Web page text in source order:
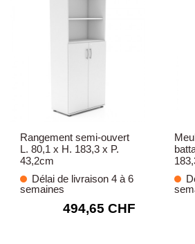
Rangement semi-ouvert
L. 80,1 x H. 183,3 x P.
43,2cm
Délai de livraison 4 à 6
semaines
494,65 CHF